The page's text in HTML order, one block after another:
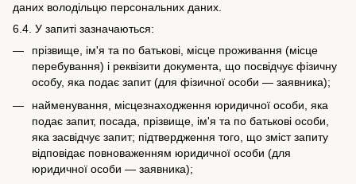
даних володільцю персональних даних.
6.4. У запиті зазначаються:
прізвище, ім'я та по батькові, місце проживання (місце
перебування) і реквізити документа, що посвідчує фізичну
особу, яка подає запит (для фізичної особи — заявника);
найменування, місцезнаходження юридичної особи, яка
подає запит, посада, прізвище, ім'я та по батькові особи,
яка засвідчує запит; підтвердження того, що зміст запиту
відповідає повноваженням юридичної особи (для
юридичної особи — заявника);